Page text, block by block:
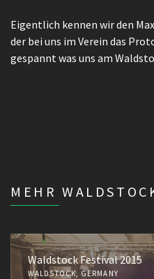
Eigentlich kennen wir den
der bei uns im Verein das
gespannt was uns am
MEHR
Waldstock Festival 2015
WALDSTOCK, GERMANY